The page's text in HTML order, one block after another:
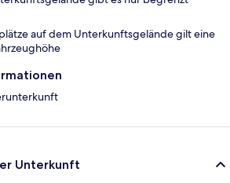
auf dem Unterkunftsgelände gilt eine
Unterkunft